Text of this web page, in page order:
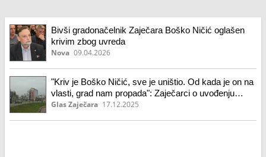
Bivši gradonačelnik Zaječara Boško Ničić oglašen
krivim zbog uvreda
Nova 09.04.2026
"Kriv je Boško Ničić, sve je uništio. Od kada je on na
vlasti, grad nam propada": Zaječarci o uvođenju
Privremenog organa
Glas Zaječara 17.12.2025